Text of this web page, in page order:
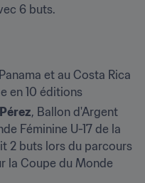
6 buts.
et au Costa Rica
en 10 éditions
, Ballon d'Argent
Féminine U-17 de la
2 buts lors du parcours
la Coupe du Monde